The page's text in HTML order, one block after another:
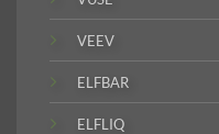
VEEV
ELFBAR
ELFLIQ